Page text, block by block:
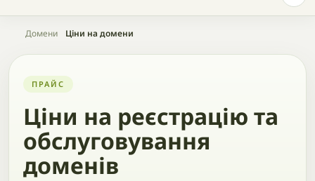
Головна
Домени Ціни на домени
ПРАЙС
Ціни на реєстрацію та
обслуговування
доменів